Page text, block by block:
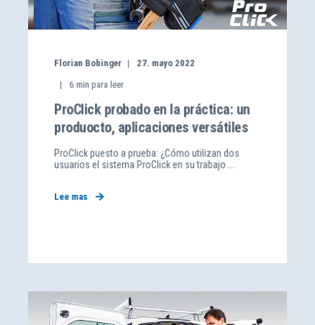
Florian Bobinger
27. mayo 2022
6 min para leer
ProClick probado en la práctica: un
produocto, aplicaciones versátiles
ProClick puesto a prueba: ¿Cómo utilizan dos
usuarios el sistema ProClick en su trabajo ...
Lee mas